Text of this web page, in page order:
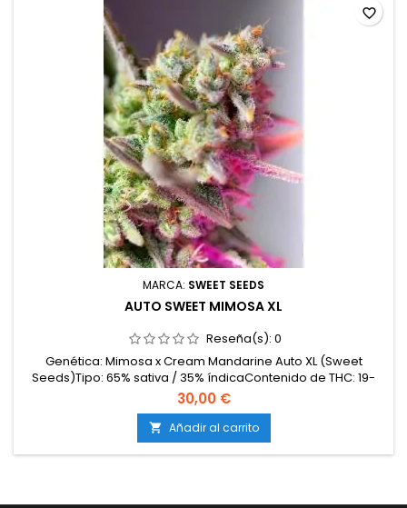
MARCA: SWEET SEEDS
AUTO SWEET MIMOSA XL
Reseña(s): 0
Genética: Mimosa x Cream Mandarine Auto XL (Sweet
Seeds)Tipo: 65% sativa / 35% índicaContenido de THC: 19-
23%Ciclo completo: 9 semanas desde la
germinaciónProducción en interior: 500-600 g/m²Producción
en exterior: hasta 200 g/plantaAltura: 80-150 cmAromas y
sabores: Cítricos y tropicales (mandarina, frutas exóticas)
con fondo...
30,00 €
 Añadir al carrito
favorite_border